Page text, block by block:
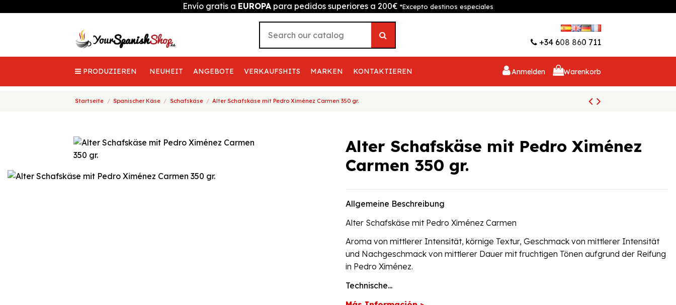
Envío gratis a EUROPA para pedidos superiores a 200€ *Excepto destinos especiales
+34 608 860 711
PRODUZIEREN NEUHEIT ANGEBOTE VERKAUFSHITS MARKEN KONTAKTIEREN Anmelden Warenkorb
Startseite Spanischer Käse Schafskäse Alter Schafskäse mit Pedro Ximénez Carmen 350 gr.
Alter Schafskäse mit Pedro Ximénez
Carmen 350 gr.
Allgemeine Beschreibung
Alter Schafskäse mit Pedro Ximénez Carmen
Aroma von mittlerer Intensität, körnige Textur, Geschmack von mittlerer Intensität
und Nachgeschmack von mittlerer Dauer mit fruchtigen Tönen aufgrund der Reifung
in Pedro Ximénez.
Technische...